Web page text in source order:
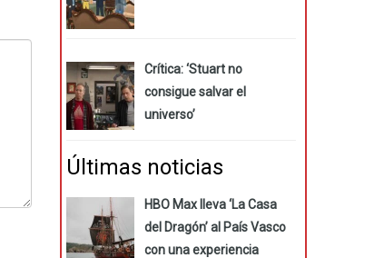
Crítica: ‘Stuart no
consigue salvar el
universo’
Últimas noticias
HBO Max lleva ‘La Casa
del Dragón’ al País Vasco
con una experiencia